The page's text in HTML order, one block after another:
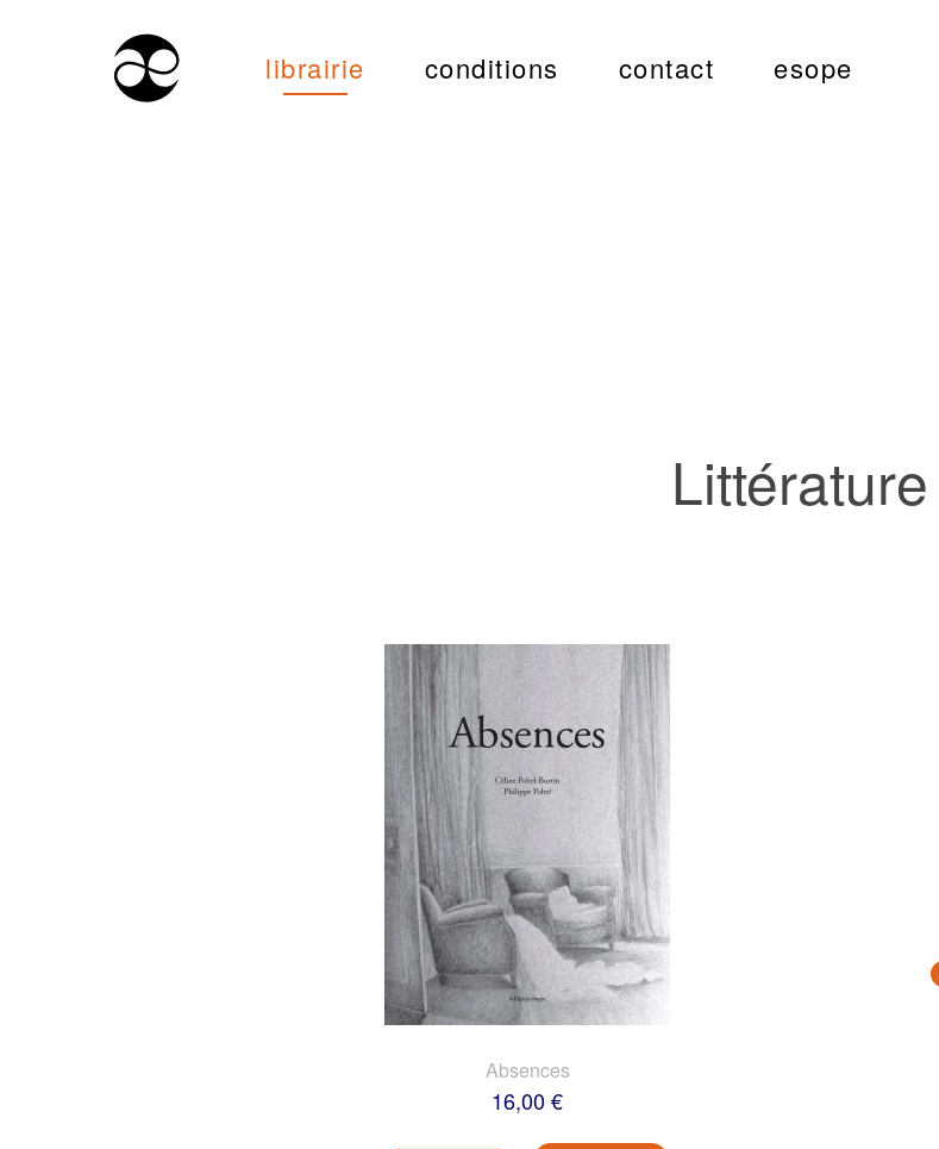
librairie conditions contact esope
Littérature
Absences
16,00 €